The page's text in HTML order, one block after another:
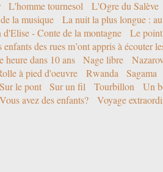
L'homme tournesol L'Ogre du Salève
la musique
La nuit la plus longue :
d'Elise - Conte de la montagne
Le
enfants des rues m’ont appris à écouter
heure dans 10 ans Nage libre
à pied d'oeuvre Rwanda Sagama
Sur le pont Sur un fil Tourbillon
Un
Vous avez des enfants? Voyage